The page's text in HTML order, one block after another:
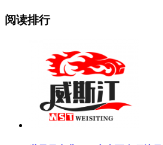
阅读排行